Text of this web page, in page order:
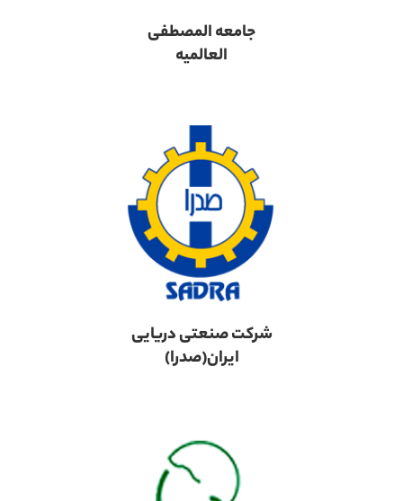
جامعه المصطفی
العالمیه
شرکت صنعتی دریایی
ایران(صدرا)